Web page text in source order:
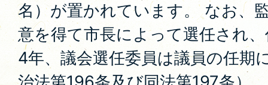
名）が置かれています。 なお、
意を得て市長によって選任され
4年、議会選任委員は議員の任期